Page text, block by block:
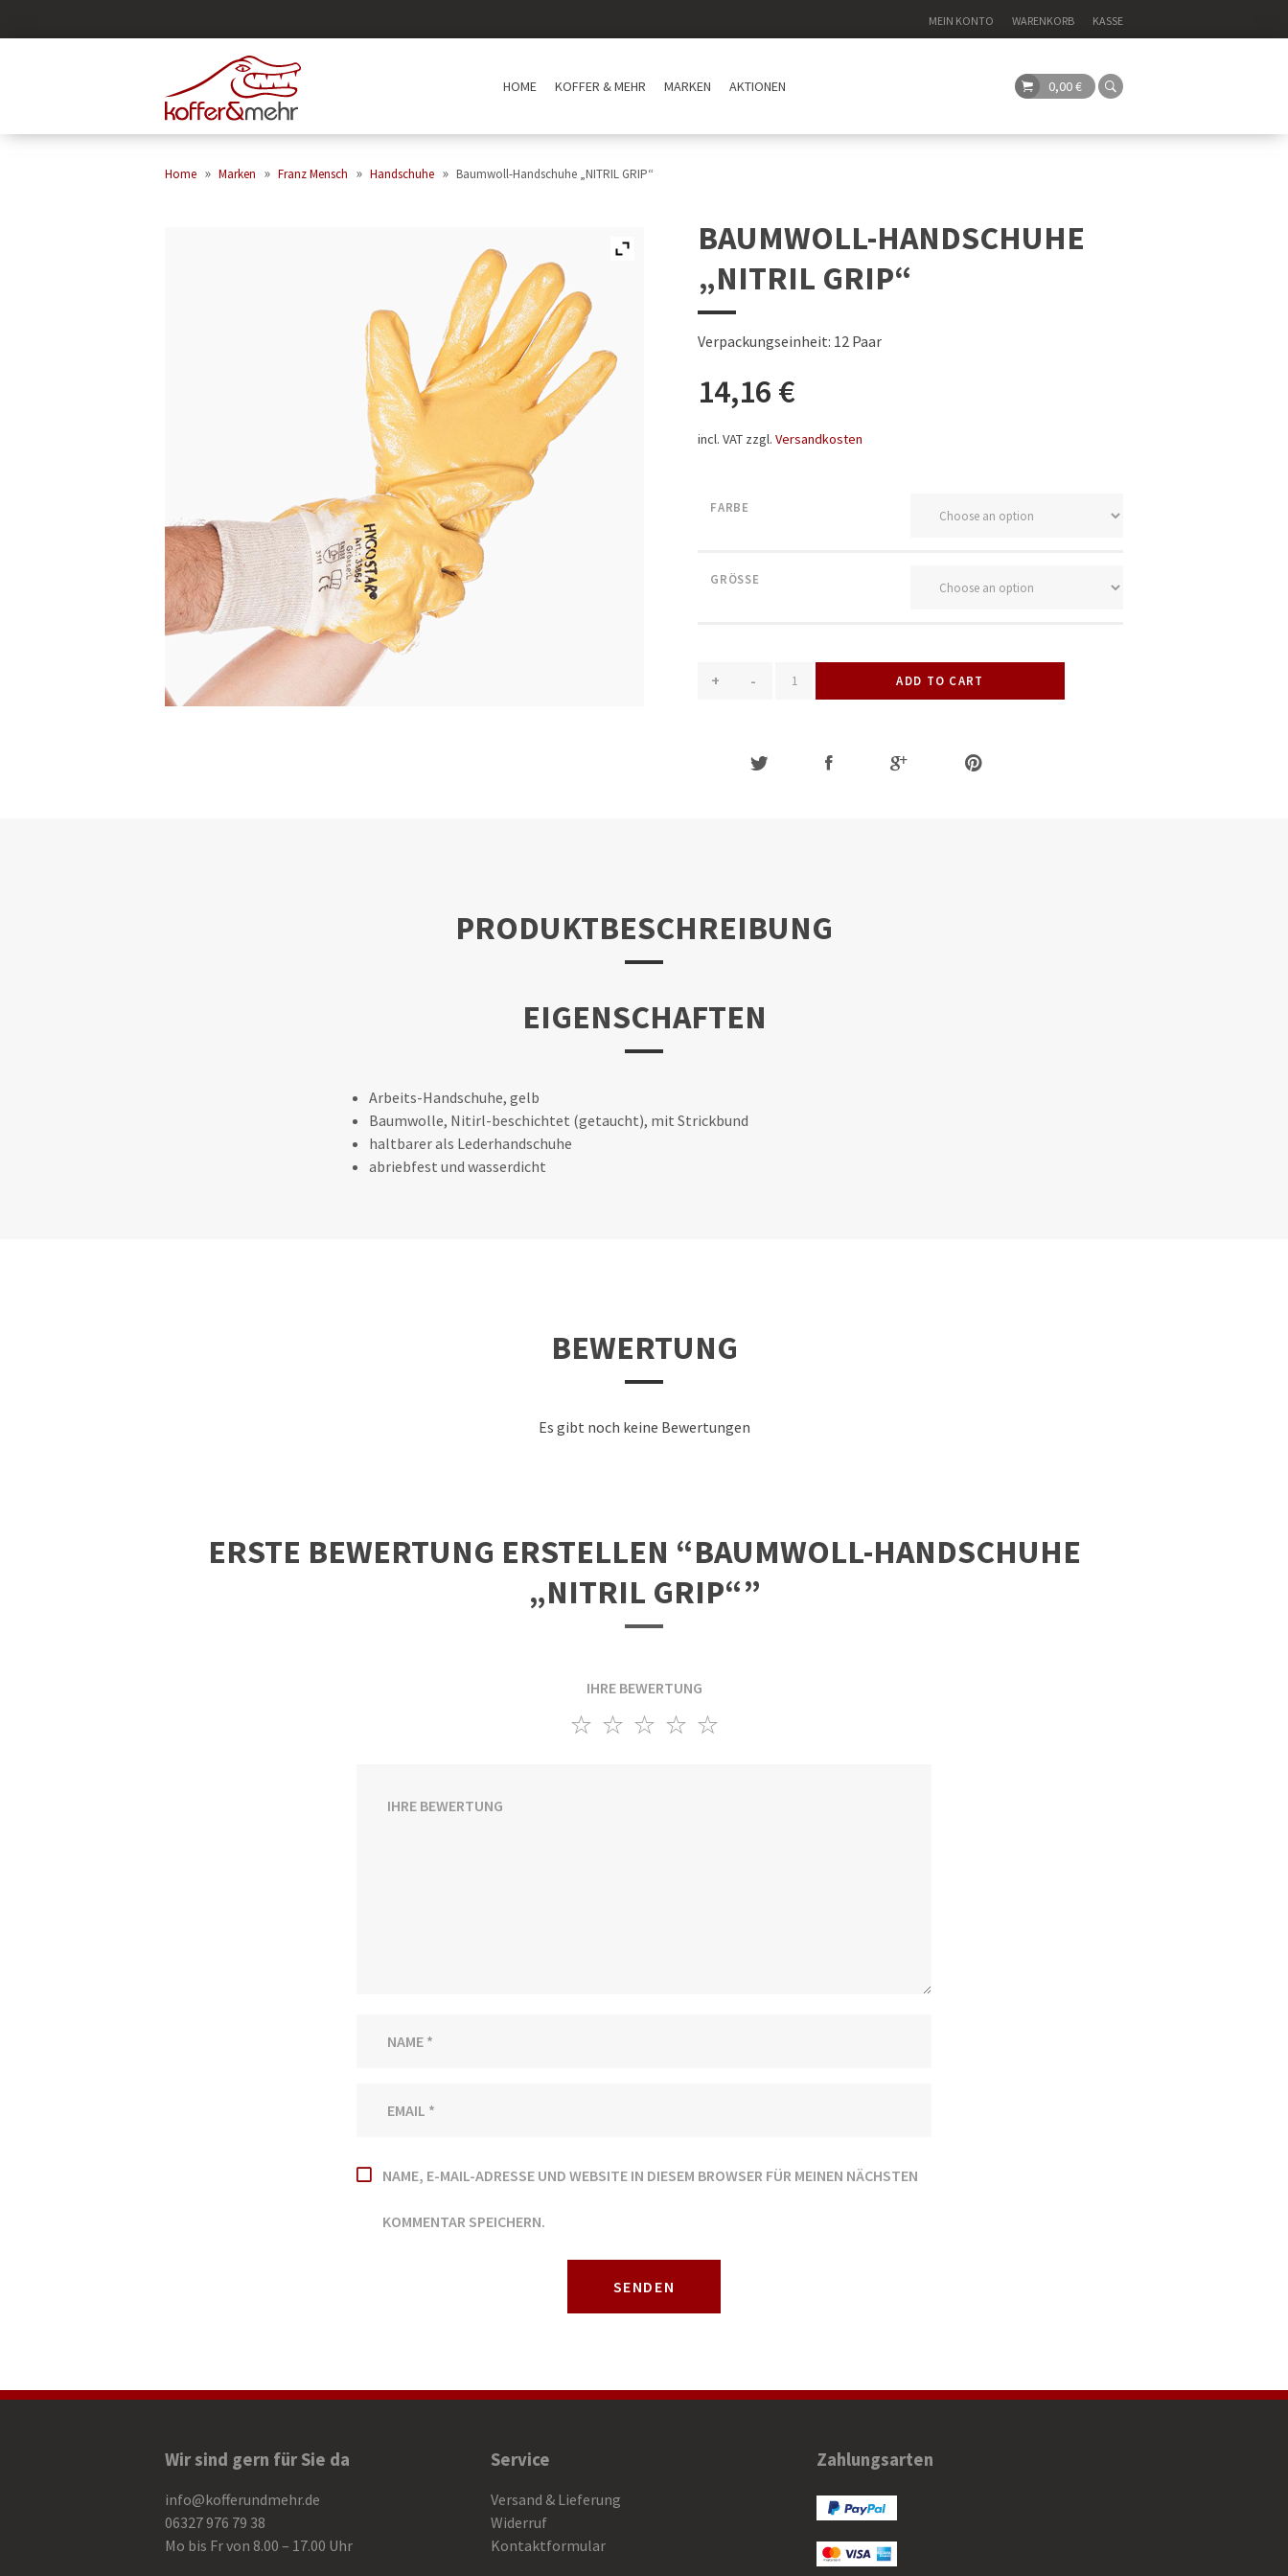
MEIN KONTO WARENKORB KASSE
HOME KOFFER & MEHR MARKEN AKTIONEN 0,00€
Home » Marken » Franz Mensch » Handschuhe » Baumwoll-Handschuhe „NITRIL GRIP“
BAUMWOLL-HANDSCHUHE
„NITRIL GRIP“
Verpackungseinheit: 12 Paar
14,16 €
incl. VAT zzgl. Versandkosten
FARBE
GRÖSSE
+ - ADD TO CART
PRODUKTBESCHREIBUNG
EIGENSCHAFTEN
Arbeits-Handschuhe, gelb
Baumwolle, Nitirl-beschichtet (getaucht), mit Strickbund
haltbarer als Lederhandschuhe
abriebfest und wasserdicht
BEWERTUNG
Es gibt noch keine Bewertungen
ERSTE BEWERTUNG ERSTELLEN “BAUMWOLL-HANDSCHUHE
„NITRIL GRIP“”
IHRE BEWERTUNG
NAME, E-MAIL-ADRESSE UND WEBSITE IN DIESEM BROWSER FÜR MEINEN NÄCHSTEN
KOMMENTAR SPEICHERN.
Wir sind gern für Sie da
info@kofferundmehr.de
06327 976 79 38
Mo bis Fr von 8.00 – 17.00 Uhr
Service
Versand & Lieferung
Widerruf
Kontaktformular
Zahlungsarten